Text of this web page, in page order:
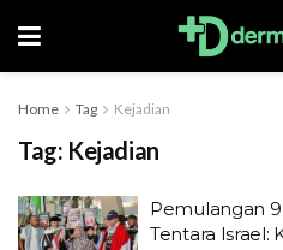
Home Tag Kejadian
Tag: Kejadian
Pemulangan
Tentara Israel: